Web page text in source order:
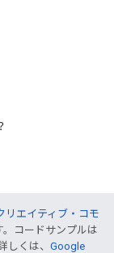
リエイティブ・コモ
コードサンプルは
しくは、 Google